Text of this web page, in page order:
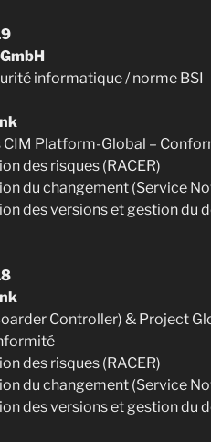
informatique / norme BSI
CIM Platform-Global –
des risques (RACER)
du changement (Service
des versions et gestion du
Controller) & Project
des risques (RACER)
du changement (Service
des versions et gestion du